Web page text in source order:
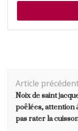
d'article
Article
Noix de saint
poêlées, attention
pas rater la